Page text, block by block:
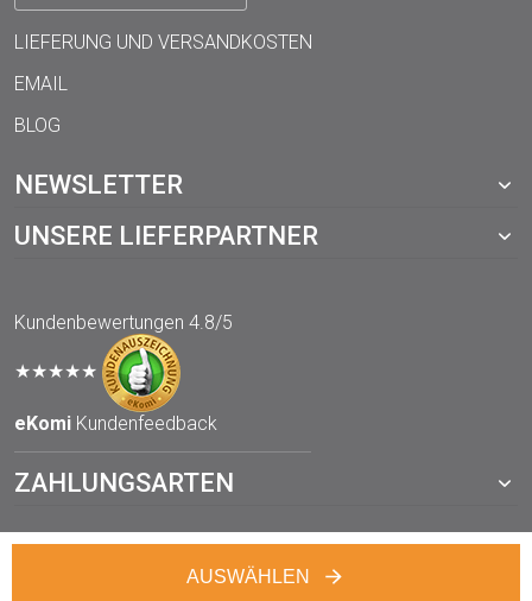
AUSWÄHLEN
LIEFERUNG UND VERSANDKOSTEN
EMAIL
BLOG
NEWSLETTER
UNSERE LIEFERPARTNER
Kundenbewertungen 4.8/5
★★★★★
eKomi Kundenfeedback
ZAHLUNGSARTEN